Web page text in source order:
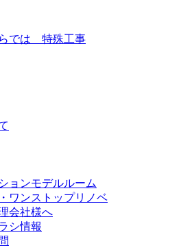
では 特殊工事
ョンモデルルーム
ワンストップリノベ
会社様へ
シ情報